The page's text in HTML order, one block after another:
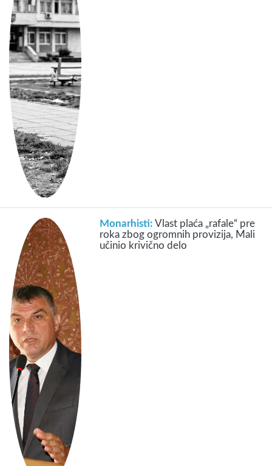
Monarhisti:Vlast plaća „rafale“ pre
roka zbog ogromnih provizija, Mali
učinio krivično delo